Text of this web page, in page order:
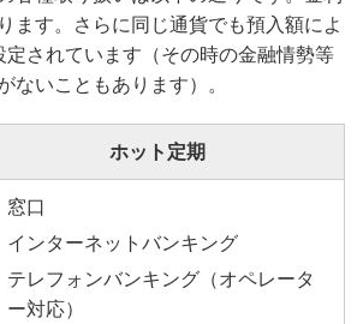
ます。さらに同じ通貨でも預入額によ
定されています（その時の金融情勢等
ないこともあります）。
ホット定期
窓口
インターネットバンキング
テレフォンバンキング（オペレータ
ー対応）